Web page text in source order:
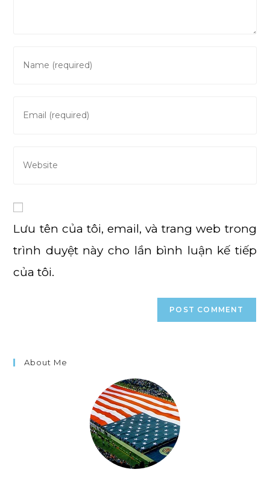
your
username
your
your
URL
Lưu tên của tôi, email, và trang web trong
trình duyệt này cho lần bình luận kế tiếp
của tôi.
About Me